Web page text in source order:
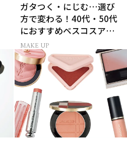
ガタつく・にじむ…選び
方で変わる！40代・50代
におすすめベスコスアイ
ライナー9選
MAKE UP